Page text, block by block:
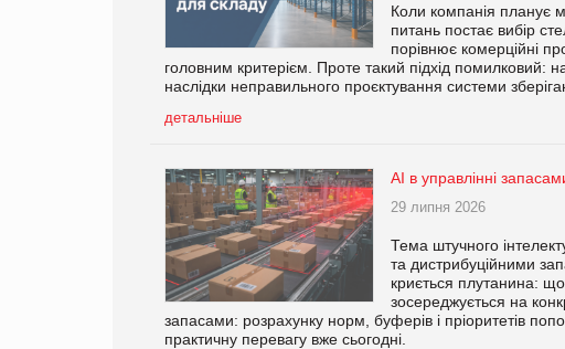
Коли компанія планує
питань постає вибір
порівнює комерційні
головним критерієм. Проте такий підхід помилковий:
наслідки неправильного проєктування системи
детальніше
AI в управлінні
29 липня 2026
Тема штучного
та дистрибуційними
криється плутанина:
зосереджується на
запасами: розрахунку норм, буферів і пріоритетів
практичну перевагу вже сьогодні.